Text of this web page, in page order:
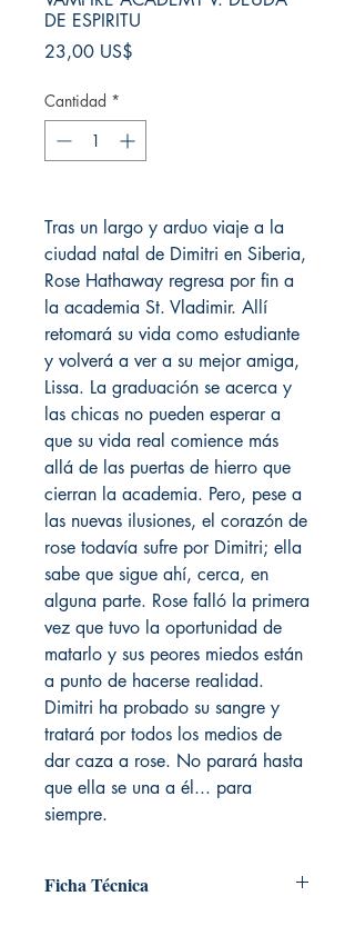
DE ESPIRITU
23,00 US$
Cantidad *
Tras un largo y arduo viaje a la
ciudad natal de Dimitri en Siberia,
Rose Hathaway regresa por fin a
la academia St. Vladimir. Allí
retomará su vida como estudiante
y volverá a ver a su mejor amiga,
Lissa. La graduación se acerca y
las chicas no pueden esperar a
que su vida real comience más
allá de las puertas de hierro que
cierran la academia. Pero, pese a
las nuevas ilusiones, el corazón de
rose todavía sufre por Dimitri; ella
sabe que sigue ahí, cerca, en
alguna parte. Rose falló la primera
vez que tuvo la oportunidad de
matarlo y sus peores miedos están
a punto de hacerse realidad.
Dimitri ha probado su sangre y
tratará por todos los medios de
dar caza a rose. No parará hasta
que ella se una a él... para
siempre.
Ficha Técnica